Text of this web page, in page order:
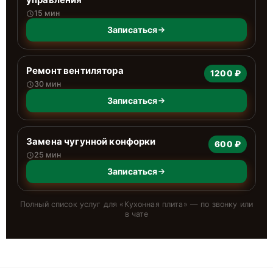
15 мин
Записаться
Ремонт вентилятора
30 мин
1200 ₽
Записаться
Замена чугунной конфорки
25 мин
600 ₽
Записаться
Полный список услуг для « Кухонная плита » — по звонку или
в чате